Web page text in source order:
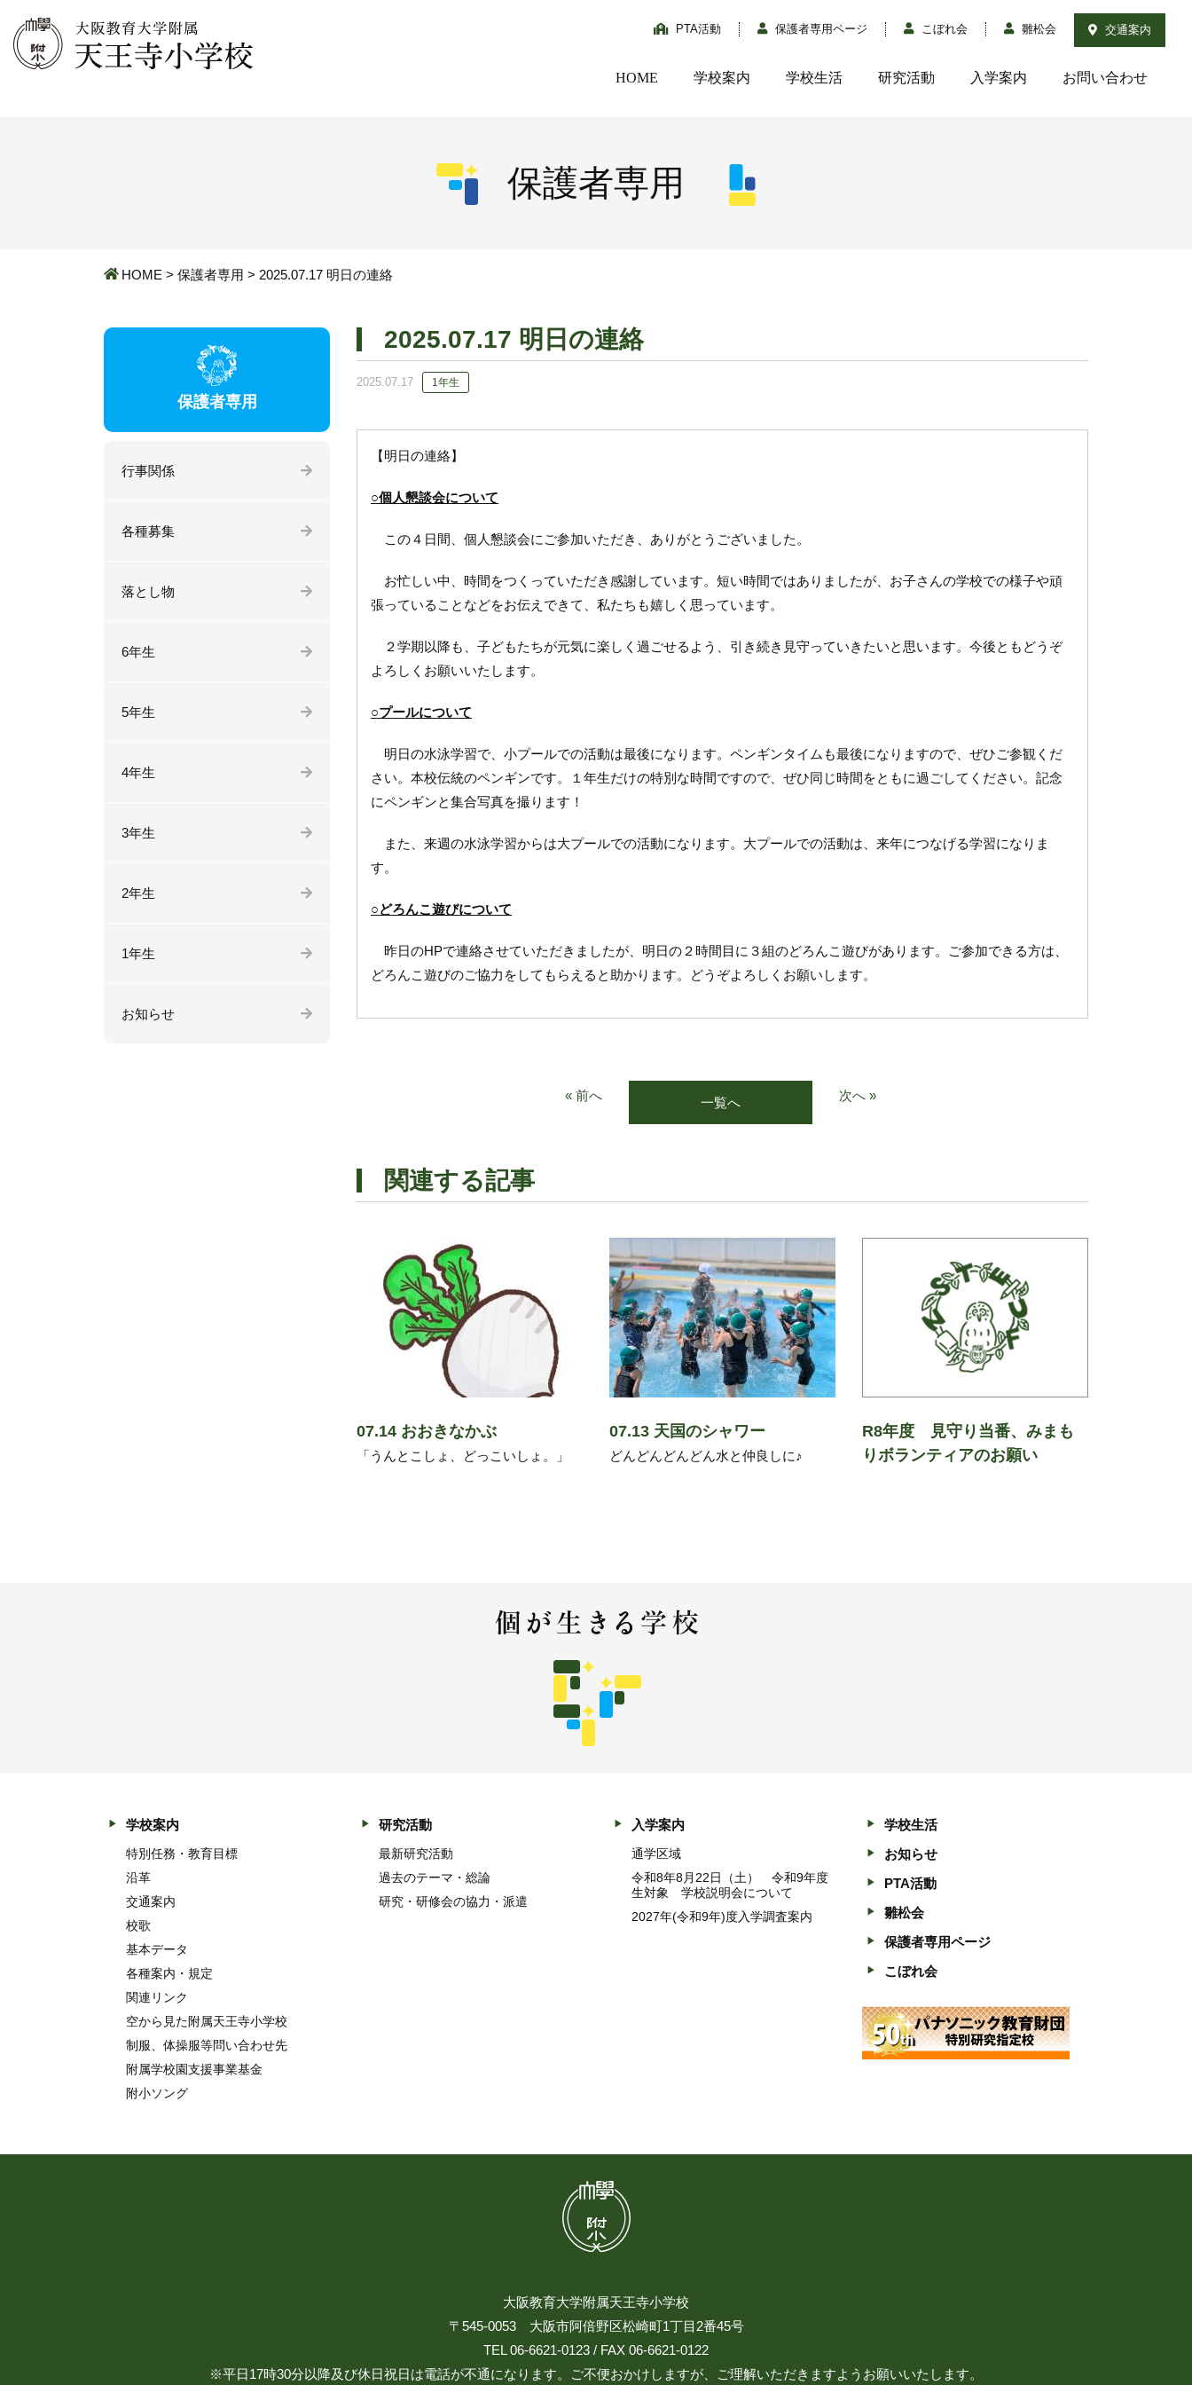
PTA活動 保護者専用ページ こぼれ会 雛松会 交通案内
HOME 学校案内 学校生活 研究活動 入学案内 お問い合わせ
保護者専用
HOME > 保護者専用 > 2025.07.17 明日の連絡
2025.07.17 明日の連絡
2025.07.17 1年生
【明日の連絡】
○個人懇談会について
この４日間、個人懇談会にご参加いただき、ありがとうございました。
お忙しい中、時間をつくっていただき感謝しています。短い時間ではありましたが、お子さんの学校での様子や頑
張っていることなどをお伝えできて、私たちも嬉しく思っています。
２学期以降も、子どもたちが元気に楽しく過ごせるよう、引き続き見守っていきたいと思います。今後ともどうぞ
よろしくお願いいたします。
○プールについて
明日の水泳学習で、小プールでの活動は最後になります。ペンギンタイムも最後になりますので、ぜひご参観くだ
さい。本校伝統のペンギンです。１年生だけの特別な時間ですので、ぜひ同じ時間をともに過ごしてください。記念
にペンギンと集合写真を撮ります！
また、来週の水泳学習からは大プールでの活動になります。大プールでの活動は、来年につなげる学習になりま
す。
○どろんこ遊びについて
昨日のHPで連絡させていただきましたが、明日の２時間目に３組のどろんこ遊びがあります。ご参加できる方は、
どろんこ遊びのご協力をしてもらえると助かります。どうぞよろしくお願いします。
« 前へ 一覧へ 次へ »
関連する記事
07.14 おおきなかぶ
「うんとこしょ、どっこいしょ。」
07.13 天国のシャワー
どんどんどんどん水と仲良しに♪
R8年度 見守り当番、みまも
りボランティアのお願い
保護者専用
行事関係
各種募集
落とし物
6年生
5年生
4年生
3年生
2年生
1年生
お知らせ
学校案内
特別任務・教育目標
沿革
交通案内
校歌
基本データ
各種案内・規定
関連リンク
空から見た附属天王寺小学校
制服、体操服等問い合わせ先
附属学校園支援事業基金
附小ソング
研究活動
最新研究活動
過去のテーマ・総論
研究・研修会の協力・派遣
入学案内
通学区域
令和8年8月22日（土） 令和9年度
生対象 学校説明会について
2027年(令和9年)度入学調査案内
学校生活
お知らせ
PTA活動
雛松会
保護者専用ページ
こぼれ会
大阪教育大学附属天王寺小学校
〒545-0053 大阪市阿倍野区松崎町1丁目2番45号
TEL 06-6621-0123 / FAX 06-6621-0122
※平日17時30分以降及び休日祝日は電話が不通になります。ご不便おかけしますが、ご理解いただきますようお願いいたします。